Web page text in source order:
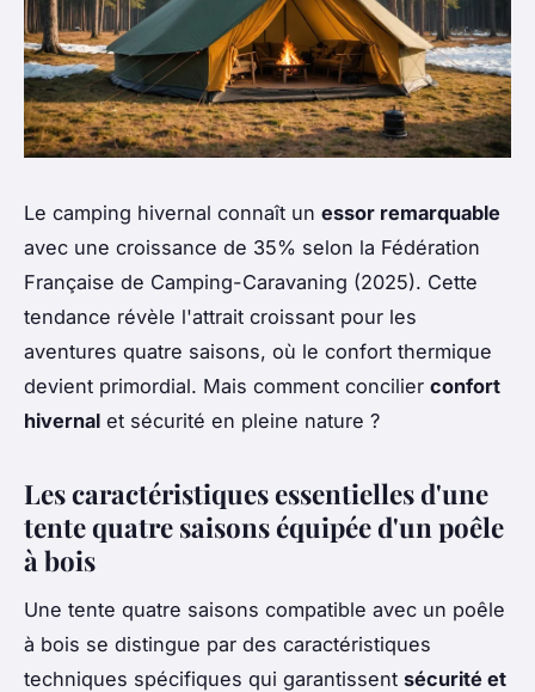
Le camping hivernal connaît un essor remarquable
avec une croissance de 35% selon la Fédération
Française de Camping-Caravaning (2025). Cette
tendance révèle l'attrait croissant pour les
aventures quatre saisons, où le confort thermique
devient primordial. Mais comment concilier confort
hivernal et sécurité en pleine nature ?
Les caractéristiques essentielles d'une
tente quatre saisons équipée d'un poêle
à bois
Une tente quatre saisons compatible avec un poêle
à bois se distingue par des caractéristiques
techniques spécifiques qui garantissent sécurité et